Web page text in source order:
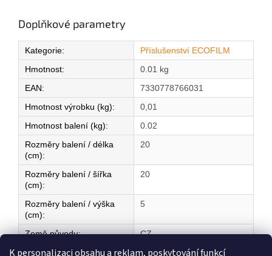
K personalizaci obsahu a reklam, poskytování funkcí
Doplňkové parametry
Kategorie:
Příslušenství ECOFILM
Hmotnost:
0.01 kg
EAN:
7330778766031
Hmotnost výrobku (kg):
0,01
Hmotnost balení (kg):
0.02
Rozměry balení / délka
(cm):
20
Rozměry balení / šířka
(cm):
20
Rozměry balení / výška
(cm):
5
Země původu: CZ